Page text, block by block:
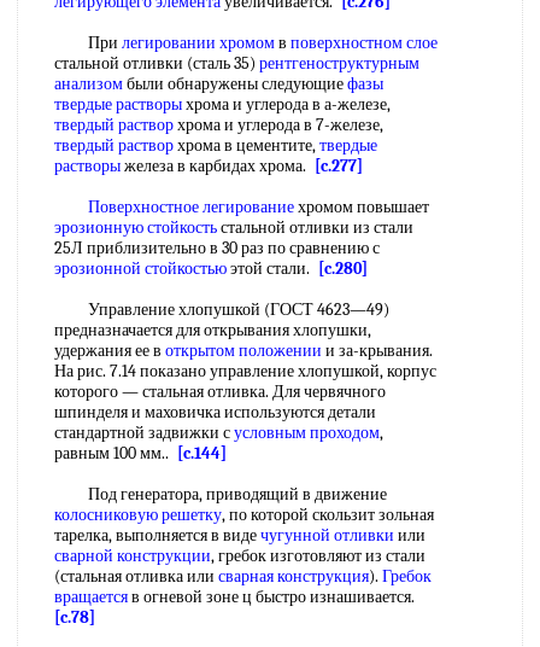
При легировании хромомв поверхностном слое
стальной отливки (сталь 35) рентгеноструктурным
анализомбыли обнаружены следующиефазы
твердые растворыхрома и углерода в а-железе,
твердый растворхрома и углерода в 7-железе,
твердый растворхрома в цементите,твердые
растворыжелеза в карбидах хрома.
[c.277]
Поверхностное легированиехромом повышает
эрозионную стойкостьстальной отливки из стали
25Л приблизительно в 30 раз по сравнению с
эрозионной стойкостьюэтой стали.
[c.280]
Управление хлопушкой (ГОСТ 4623—49)
предназначается для открывания хлопушки,
удержания ее в открытом положении и за-крывания.
На рис. 7.14 показано управление хлопушкой, корпус
которого — стальная отливка. Для червячного
шпинделя и маховичка используются детали
стандартной задвижки сусловным проходом,
равным 100 мм..
[c.144]
Под генератора, приводящий в движение
колосниковую решетку, по которой скользит зольная
тарелка, выполняется в видечугунной отливки или
сварной конструкции, гребок изготовляют из стали
(стальная отливка или сварная конструкция). Гребок
вращаетсяв огневой зоне ц быстро изнашивается.
[c.78]